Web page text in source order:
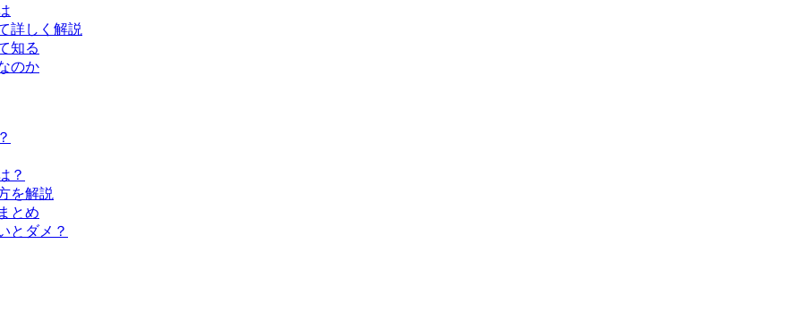
詳しく解説
知る
のか
？
を解説
とめ
とダメ？